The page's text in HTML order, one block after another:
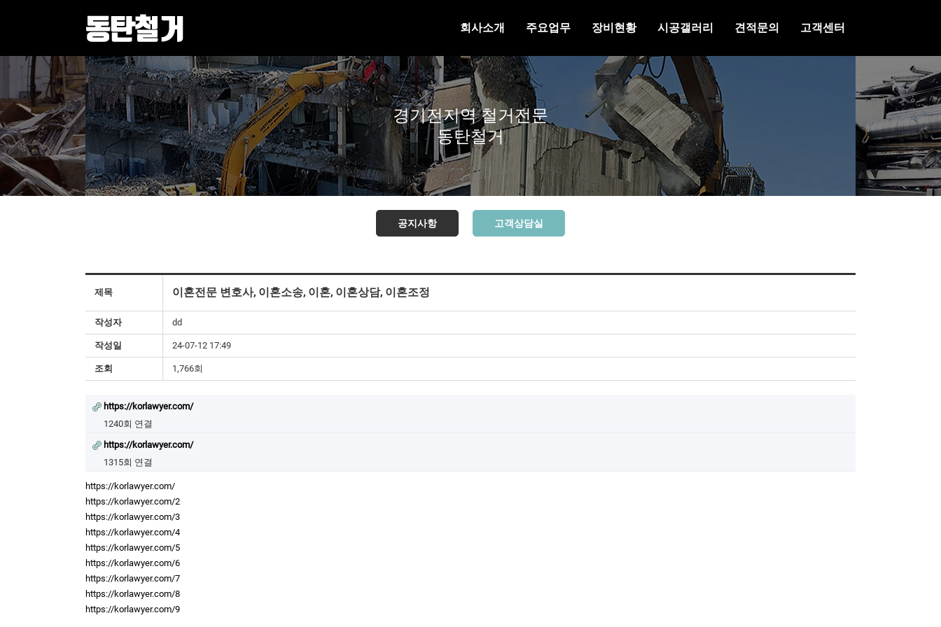
회사소개 주요업무 장비현황 시공갤러리 견적문의 고객센터
경기전지역 철거전문
동탄철거
공지사항 고객상담실
제목 이혼전문 변호사, 이혼소송, 이혼, 이혼상담, 이혼조정
작성자 dd
작성일 24-07-12 17:49
조회 1,766회
https://korlawyer.com/
1240회 연결
https://korlawyer.com/
1315회 연결
https://korlawyer.com/
https://korlawyer.com/2
https://korlawyer.com/3
https://korlawyer.com/4
https://korlawyer.com/5
https://korlawyer.com/6
https://korlawyer.com/7
https://korlawyer.com/8
https://korlawyer.com/9